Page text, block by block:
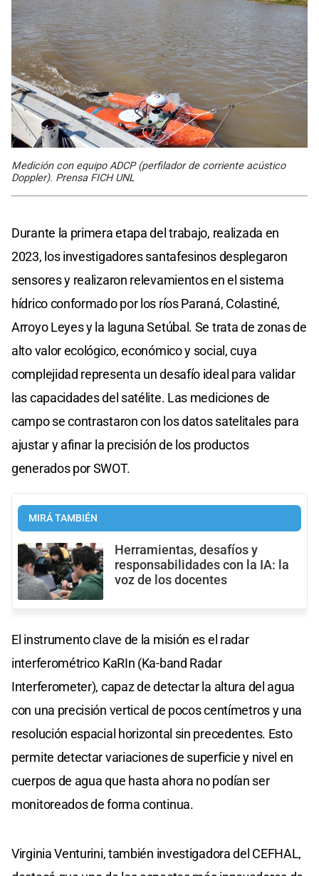
Medición con equipo ADCP (perfilador de corriente acústico
Doppler). Prensa FICH UNL
Durante la primera etapa del trabajo, realizada en
2023, los investigadores santafesinos desplegaron
sensores y realizaron relevamientos en el sistema
hídrico conformado por los ríos Paraná, Colastiné,
Arroyo Leyes y la laguna Setúbal. Se trata de zonas de
alto valor ecológico, económico y social, cuya
complejidad representa un desafío ideal para validar
las capacidades del satélite. Las mediciones de
campo se contrastaron con los datos satelitales para
ajustar y afinar la precisión de los productos
generados por SWOT.
MIRÁ TAMBIÉN
Herramientas, desafíos y
responsabilidades con la IA: la
voz de los docentes
El instrumento clave de la misión es el radar
interferométrico KaRIn (Ka-band Radar
Interferometer), capaz de detectar la altura del agua
con una precisión vertical de pocos centímetros y una
resolución espacial horizontal sin precedentes. Esto
permite detectar variaciones de superficie y nivel en
cuerpos de agua que hasta ahora no podían ser
monitoreados de forma continua.
Virginia Venturini, también investigadora del CEFHAL,